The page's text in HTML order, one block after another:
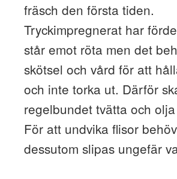
fräsch den första tiden.
Tryckimpregnerat har
står emot röta men det
skötsel och vård för att
och inte torka ut. Därför
regelbundet tvätta och
För att undvika flisor
dessutom slipas ungefär